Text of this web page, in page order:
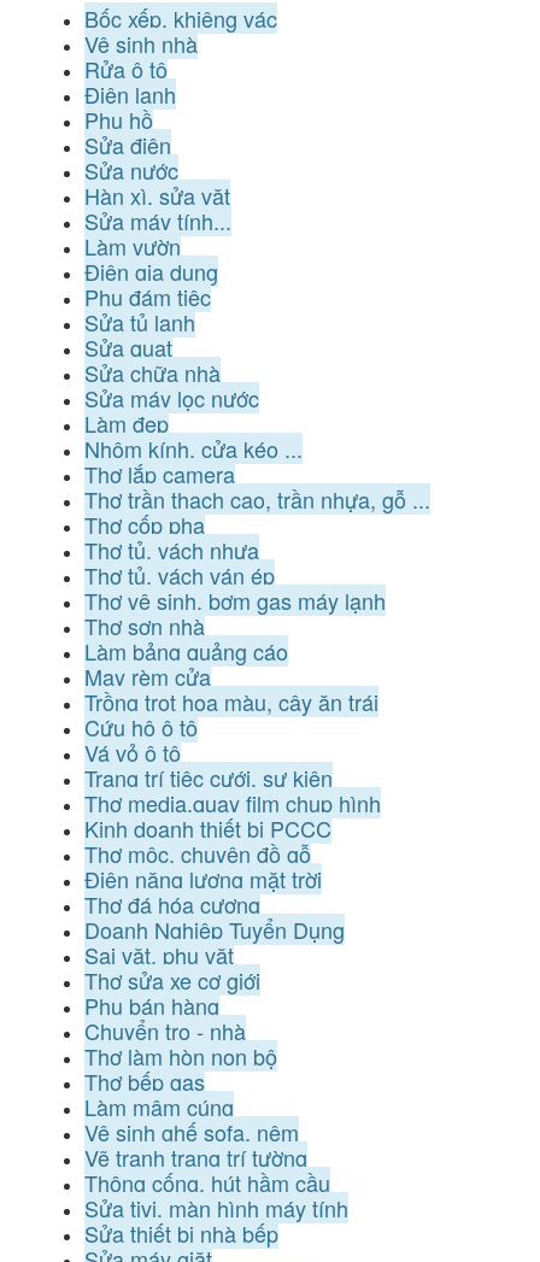
Bốc xếp, khiêng vác
Vệ sinh nhà
Rửa ô tô
Điện lạnh
Phụ hồ
Sửa điện
Sửa nước
Hàn xì, sửa vặt
Sửa máy tính...
Làm vườn
Điện gia dụng
Phụ đám tiệc
Sửa tủ lạnh
Sửa quạt
Sửa chữa nhà
Sửa máy lọc nước
Làm đẹp
Nhôm kính, cửa kéo ...
Thợ lắp camera
Thợ trần thạch cao, trần nhựa, gỗ ...
Thợ cốp pha
Thợ tủ, vách nhựa
Thợ tủ, vách ván ép
Thợ vệ sinh, bơm gas máy lạnh
Thợ sơn nhà
Làm bảng quảng cáo
May rèm cửa
Trồng trọt hoa màu, cây ăn trái
Cứu hộ ô tô
Vá vỏ ô tô
Trang trí tiệc cưới, sự kiện
Thợ media,quay film chụp hình
Kinh doanh thiết bị PCCC
Thợ mộc, chuyên đồ gỗ
Điện năng lượng mặt trời
Thợ đá hóa cương
Doanh Nghiệp Tuyển Dụng
Sai vặt, phụ vặt
Thợ sửa xe cơ giới
Phụ bán hàng
Chuyển trọ - nhà
Thợ làm hòn non bộ
Thợ bếp gas
Làm mâm cúng
Vệ sinh ghế sofa, nệm
Vẽ tranh trang trí tường
Thông cống, hút hầm cầu
Sửa tivi, màn hình máy tính
Sửa thiết bị nhà bếp